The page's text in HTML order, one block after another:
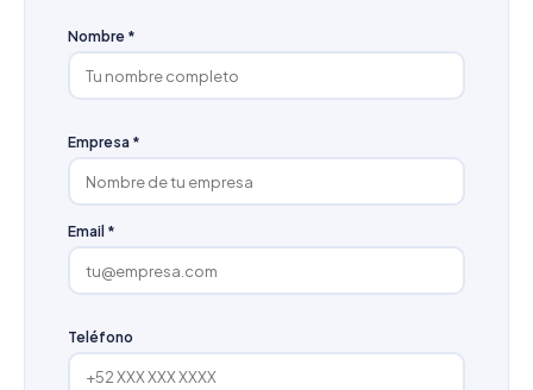
Nombre *
Empresa *
Email *
Teléfono